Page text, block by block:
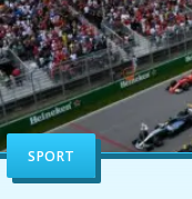
SPORT